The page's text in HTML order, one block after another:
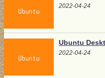
2022-04-24
Ubuntu
2022-04-24